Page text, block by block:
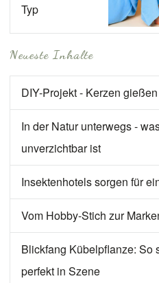
Typ
Neueste Inhalte
DIY-Projekt - Kerzen
In der Natur unterwegs -
unverzichtbar ist
Insektenhotels sorgen für
Vom Hobby-Stich zur
Blickfang Kübelpflanze: So
perfekt in Szene